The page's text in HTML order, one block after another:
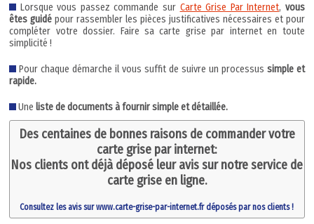
Lorsque vous passez commande sur Carte Grise Par Internet, vous
êtes guidé pour rassembler les pièces justificatives nécessaires et pour
compléter votre dossier. Faire sa carte grise par internet en toute
simplicité !
Pour chaque démarche il vous suffit de suivre un processus simple et
rapide.
Uneliste de documents à fournir simple et détaillée.
Des centaines de bonnes raisons de commander votre
carte grise par internet:
Nos clients ont déjà déposé leur avis sur notre service de
carte grise en ligne.
Consultez les avis sur www.carte-grise-par-internet.fr déposés par nos clients !